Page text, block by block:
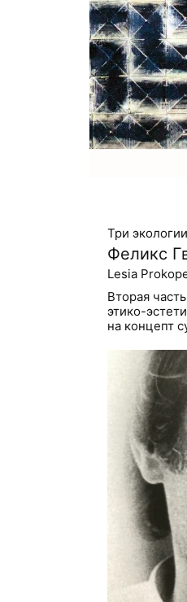
Три экологии
Феликс
Lesia
Вторая
этико-
на концепт